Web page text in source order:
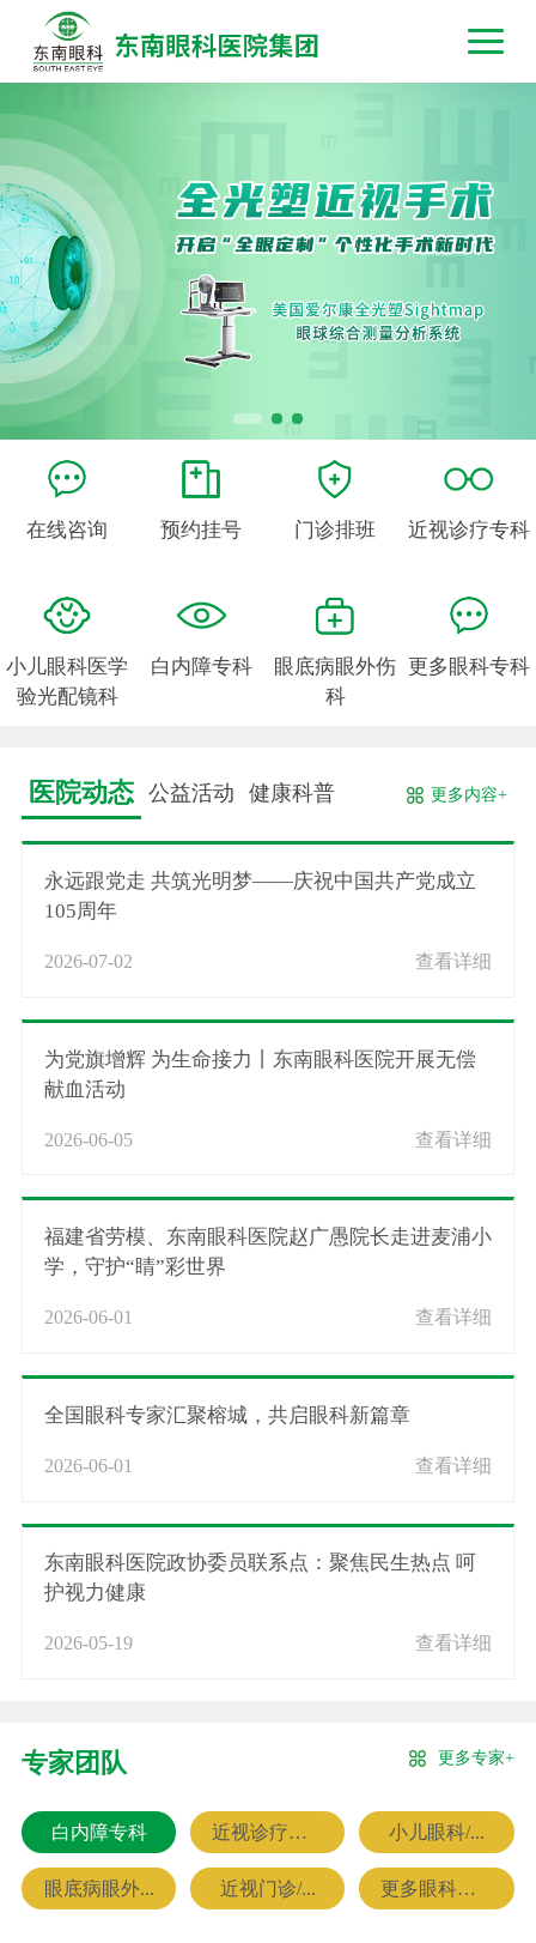
在线咨询 预约挂号 门诊排班 近视诊疗专科
小儿眼科医学
验光配镜科
白内障专科
眼底病眼外伤
科
更多眼科专科
医院动态 公益活动 健康科普 更多内容+
永远跟党走 共筑光明梦——庆祝中国共产党成立
105周年
2026-07-02 查看详细
为党旗增辉 为生命接力丨东南眼科医院开展无偿
献血活动
2026-06-05 查看详细
福建省劳模、东南眼科医院赵广愚院长走进麦浦小
学，守护“睛”彩世界
2026-06-01 查看详细
全国眼科专家汇聚榕城，共启眼科新篇章
2026-06-01 查看详细
东南眼科医院政协委员联系点：聚焦民生热点 呵
护视力健康
2026-05-19 查看详细
专家团队 更多专家+
白内障专科 近视诊疗专科 小儿眼科/...
眼底病眼外... 近视门诊/... 更多眼科专家